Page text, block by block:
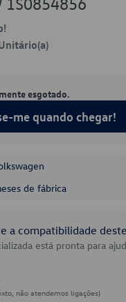
esgotado.
me quando chegar!
de fábrica
a compatibilidade
está pronta para
não atendemos ligações)